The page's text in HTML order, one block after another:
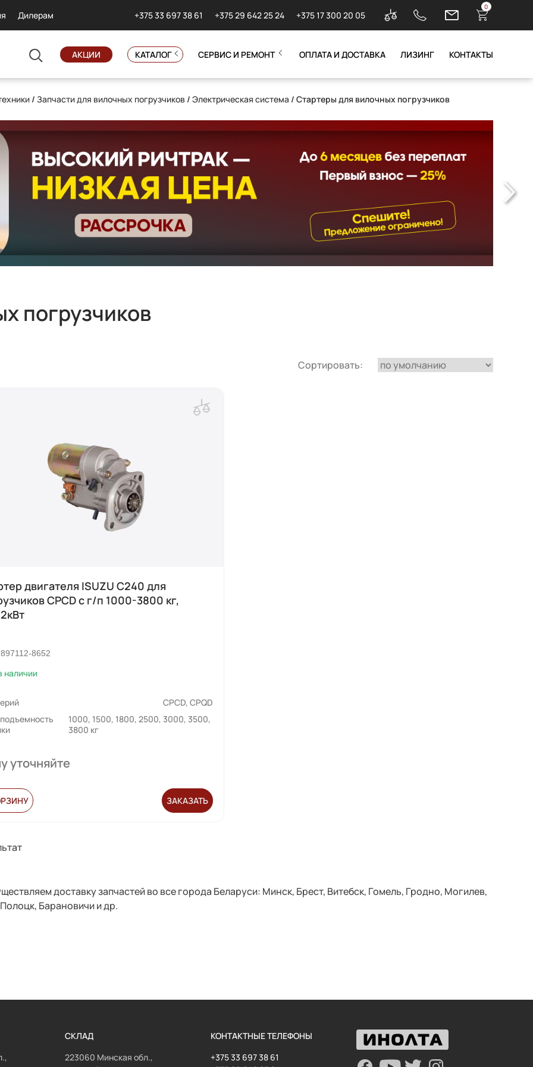
Дилерам +375 33 697 38 61 +375 29 642 25 24 +375 17 300 20 05
0
АКЦИИ КАТАЛОГ СЕРВИС И РЕМОНТ ОПЛАТА И ДОСТАВКА ЛИЗИНГ КОНТАКТЫ
/Запчасти для вилочных погрузчиков /Электрическая система / Стартеры для вилочных погрузчиков
погрузчиков
Сортировать:
двигателя ISUZU C240 для
CPCD с г/п 1000-3800 кг,
897112-8652
наличии
CPCD, CPQD
1000, 1500, 1800, 2500, 3000, 3500,
3800 кг
уточняйте
ЗАКАЗАТЬ
доставку запчастей во все города Беларуси: Минск, Брест, Витебск, Гомель, Гродно, Могилев,
Барановичи и др.
СКЛАД
223060 Минская обл.,
КОНТАКТНЫЕ ТЕЛЕФОНЫ
+375 33 697 38 61